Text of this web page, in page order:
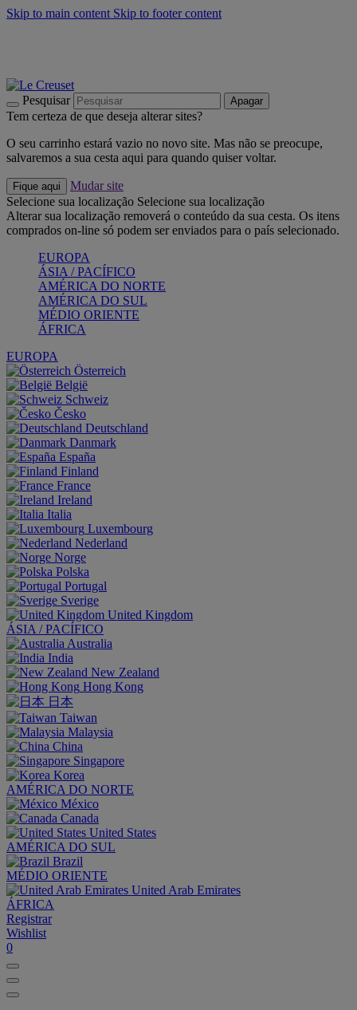
Skip to main content Skip to footer content
Pesquisar Apagar
Tem certeza de que deseja alterar sites?
O seu carrinho estará vazio no novo site. Mas não se preocupe,
salvaremos a sua cesta aqui para quando quiser voltar.
Fique aqui
Mudar site
Selecione sua localização Selecione sua localização
Alterar sua localização removerá o conteúdo da sua cesta. Os itens
comprados on-line só podem ser enviados para o país selecionado.
EUROPA
ÁSIA / PACÍFICO
AMÉRICA DO NORTE
AMÉRICA DO SUL
MÉDIO ORIENTE
ÁFRICA
EUROPA
Österreich
België
Schweiz
Česko
Deutschland
Danmark
España
Finland
France
Ireland
Italia
Luxembourg
Nederland
Norge
Polska
Portugal
Sverige
United Kingdom
ÁSIA / PACÍFICO
Australia
India
New Zealand
Hong Kong
日本
Taiwan
Malaysia
China
Singapore
Korea
AMÉRICA DO NORTE
México
Canada
United States
AMÉRICA DO SUL
Brazil
MÉDIO ORIENTE
United Arab Emirates
ÁFRICA
Registrar
Wishlist
0